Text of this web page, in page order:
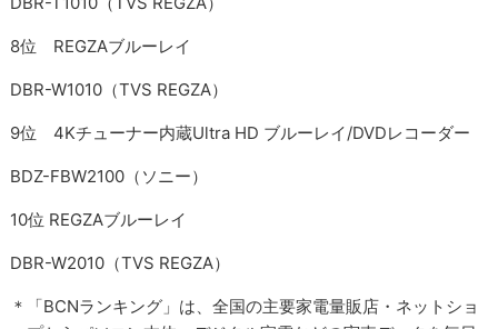
8位 REGZAブルーレイ
DBR-W1010（TVS REGZA）
9位 4Kチューナー内蔵Ultra HD ブルーレイ/DVDレコーダー
BDZ-FBW2100（ソニー）
10位 REGZAブルーレイ
DBR-W2010（TVS REGZA）
＊「BCNランキング」は、全国の主要家電量販店・ネットショ